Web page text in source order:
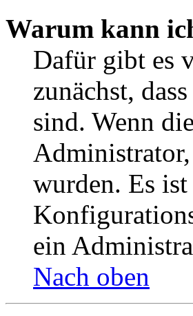
Warum kann
Dafür gibt es
zunächst,
sind. Wenn
Administrator,
wurden. Es
ein
Nach oben